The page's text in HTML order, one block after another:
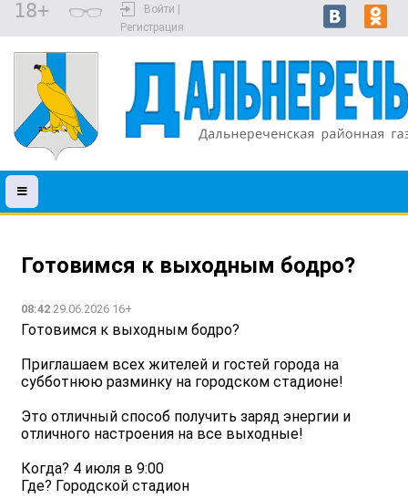
18+
Войти |
Регистрация
Готовимся к выходным бодро? ️
08:42 29.06.2026 16+
Готовимся к выходным бодро? ️
Приглашаем всех жителей и гостей города на
субботнюю разминку на городском стадионе!
Это отличный способ получить заряд энергии и
отличного настроения на все выходные!
Когда? 4 июля в 9:00
Где? Городской стадион